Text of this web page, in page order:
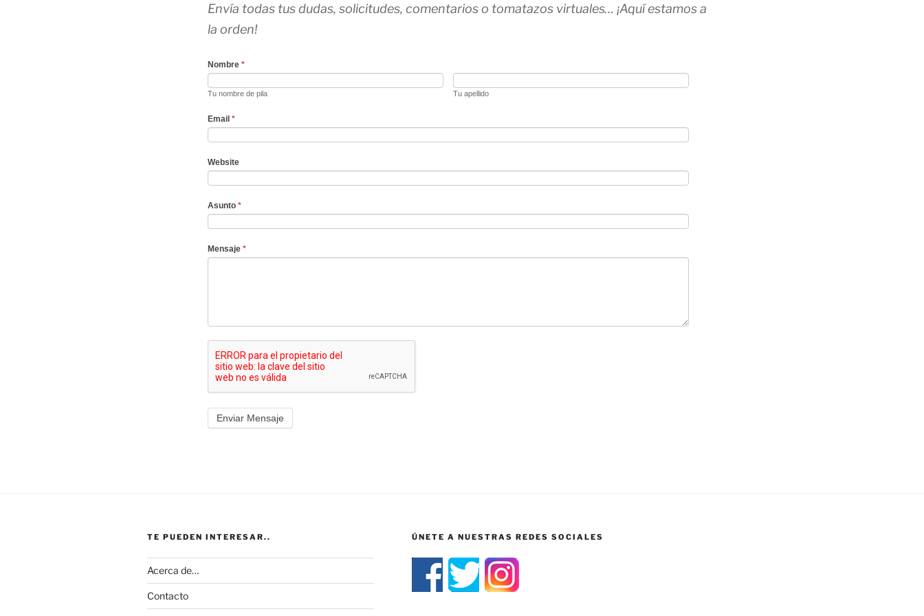
Envía todas tus dudas, solicitudes, comentarios o tomatazos virtuales… ¡Aquí estamos a
la orden!
Nombre *
Tu nombre de pila Tu apellido
Email *
Website
Asunto *
Mensaje *
TE PUEDEN INTERESAR..
Acerca de…
Contacto
ÚNETE A NUESTRAS REDES SOCIALES